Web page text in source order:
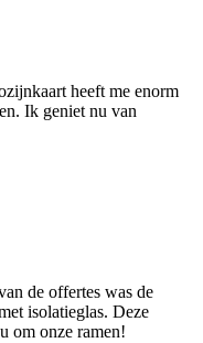
heeft me enorm
Ik geniet nu van
de offertes was de
isolatieglas. Deze
om onze ramen!